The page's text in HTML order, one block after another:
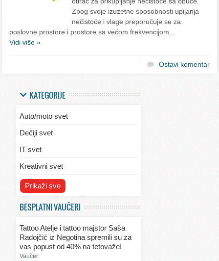
Zbog svoje izuzetne sposobnosti upijanja
nečistoće i vlage preporučuje se za
poslovne prostore i prostore sa većom frekvencijom…
Vidi više »
Ostavi komentar
KATEGORIJE
Auto/moto svet
Dečiji svet
IT svet
Kreativni svet
Svet ekologije
Svet kulinarstva
Svet lepote
Prikaži sve
BESPLATNI VAUČERI
Tattoo Atelje i tattoo majstor Saša
Radojčić iz Negotina spremili su za
vas popust od 40% na tetovaže!
Vaučer: